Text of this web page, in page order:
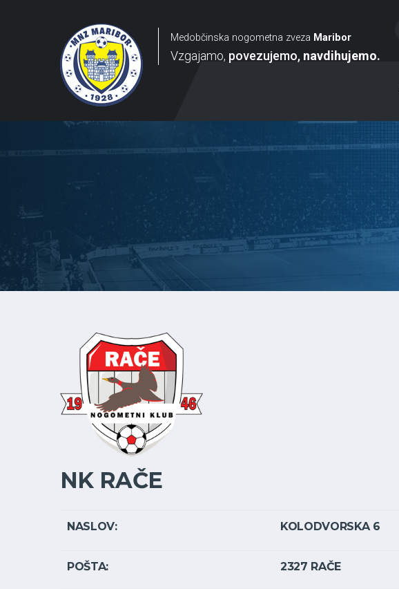
Medobčinska nogometna zveza Maribor
Vzgajamo povezujemo navdihujemo
NK RAČE
NASLOV: KOLODVORSKA 6
POŠTA: 2327 RAČE